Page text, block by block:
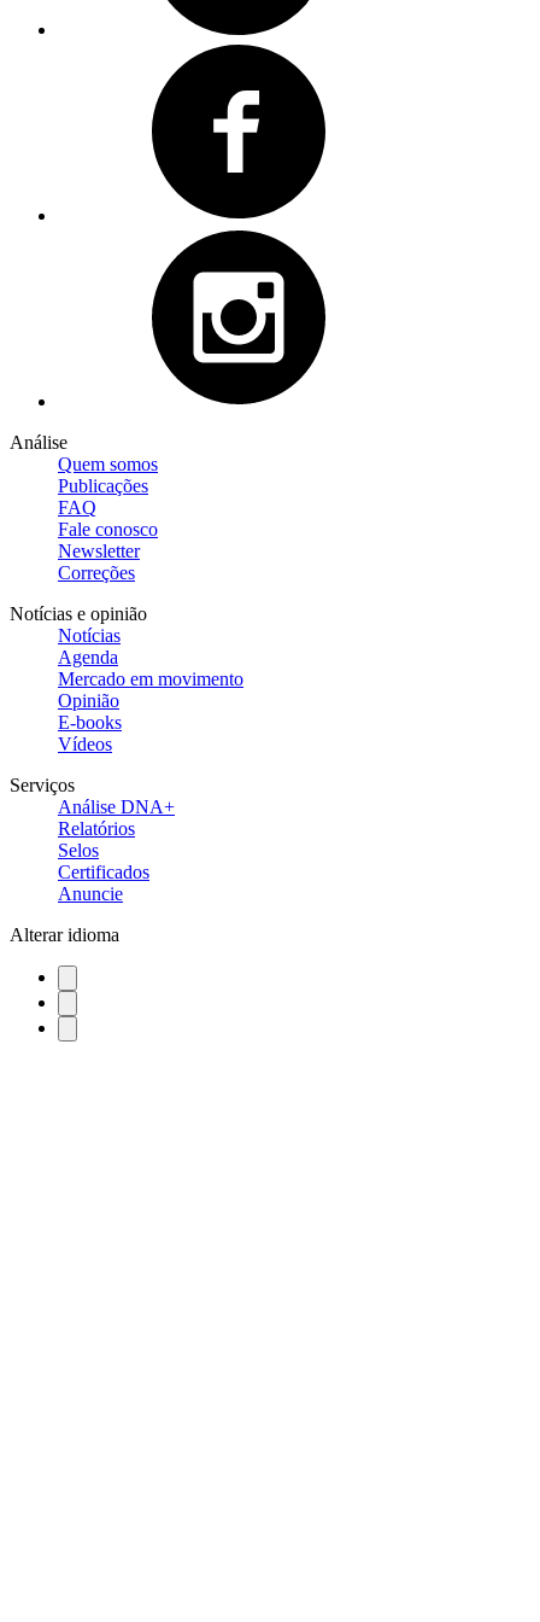
Análise
Quem somos
Publicações
FAQ
Fale conosco
Newsletter
Correções
Notícias e opinião
Notícias
Agenda
Mercado em movimento
Opinião
E-books
Vídeos
Serviços
Análise DNA+
Relatórios
Selos
Certificados
Anuncie
Alterar idioma